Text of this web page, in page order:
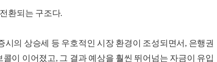
환되는 구조다.
의 상승세 등 우호적인 시장 환경이 조성되면서, 은행권
이 이어졌고, 그 결과 예상을 훨씬 뛰어넘는 자금이 유입